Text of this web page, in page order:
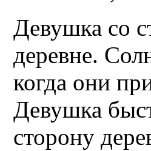
Девушка со
деревне.
когда они
Девушка
сторону